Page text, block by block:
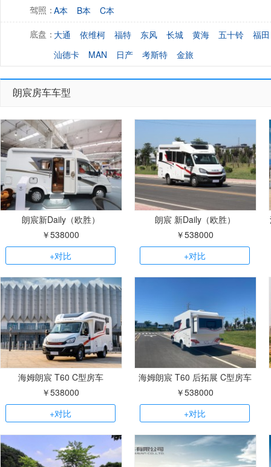
驾照：A本 B本 C本
底盘：大通 依维柯 福特 东风 长城 黄海 五十铃
福田
汕德卡
MAN 日产 考斯特 金旅
朗宸房车车型
朗宸新Daily（欧胜）
￥538000
+对比
朗宸 新Daily（欧胜）
￥538000
+对比
海姆朗宸 T60 C型房车
￥538000
+对比
海姆朗宸 T60 后拓展 C型房车
￥538000
+对比